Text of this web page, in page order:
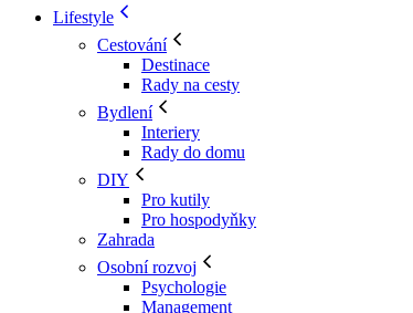
Lifestyle
Cestování
Destinace
Rady na cesty
Bydlení
Interiery
Rady do domu
DIY
Pro kutily
Pro hospodyňky
Zahrada
Osobní rozvoj
Psychologie
Management